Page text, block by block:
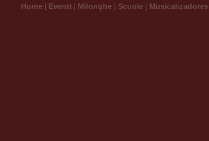
Home | Eventi | Milonghe | Scuole | Musicalizadores